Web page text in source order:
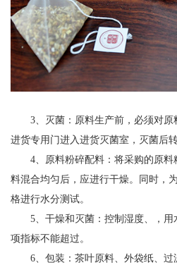
3、灭菌：原料生产前，必须对
进货专用门进入进货灭菌室，灭菌后
4、原料粉碎配料：将采购的原
料混合均匀后，应进行干燥。同时，
格进行水分测试。
5、干燥和灭菌：控制湿度、，
项指标不能超过。
6、包装：茶叶原料、外袋纸、